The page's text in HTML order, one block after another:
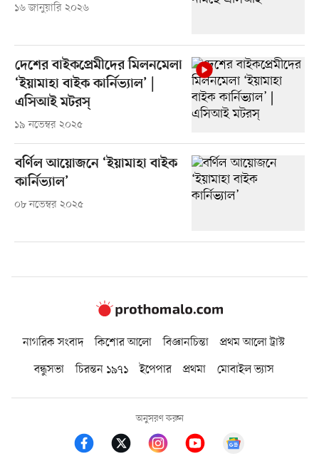
১৬ জানুয়ারি ২০২৬
দেশের বাইকপ্রেমীদের মিলনমেলা
‘ইয়ামাহা বাইক কার্নিভ্যাল’ |
এসিআই মটরস্‌
১৯ নভেম্বর ২০২৫
বর্ণিল আয়োজনে ‘ইয়ামাহা বাইক
কার্নিভ্যাল’
০৮ নভেম্বর ২০২৫
নাগরিক সংবাদ কিশোর আলো বিজ্ঞানচিন্তা
প্রথম আলো ট্রাস্ট
বন্ধুসভা
চিরন্তন ১৯৭১ ইপেপার প্রথমা মোবাইল ভ্যাস
অনুসরণ করুন